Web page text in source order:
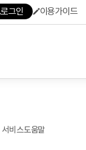
로그인 이용가이드
서비스도움말